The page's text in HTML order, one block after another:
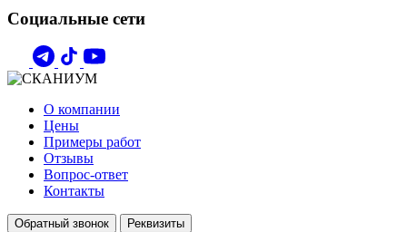
Социальные сети
О компании
Цены
Примеры работ
Отзывы
Вопрос-ответ
Контакты
Обратный звонок Реквизиты